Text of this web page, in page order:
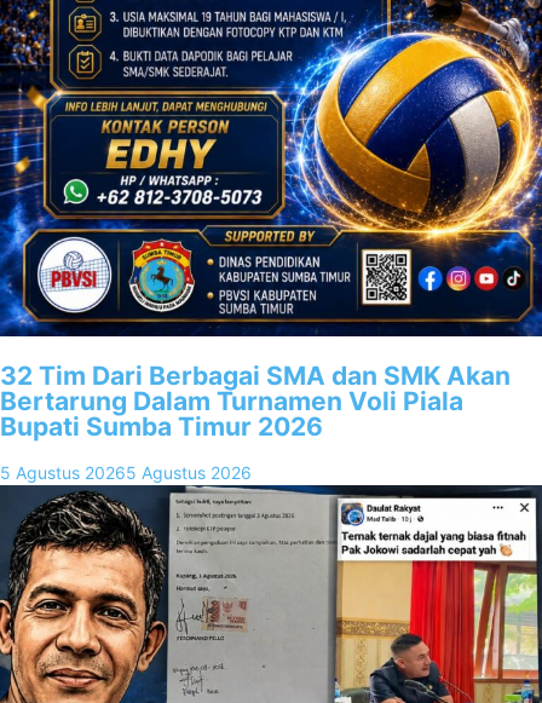
32 Tim Dari Berbagai SMA dan SMK Akan
Bertarung Dalam Turnamen Voli Piala
Bupati Sumba Timur 2026
5 Agustus 20265 Agustus 2026